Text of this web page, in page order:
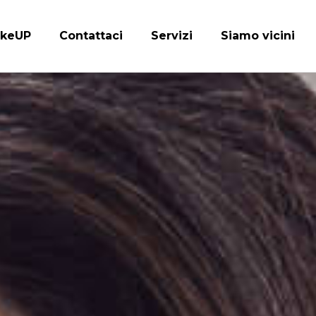
Contattaci Servizi Siamo vicini